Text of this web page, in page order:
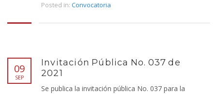
Posted in: Convocatoria
09
SEP
Invitación Pública No. 037 de
2021
Se publica la invitación pública No. 037 para la